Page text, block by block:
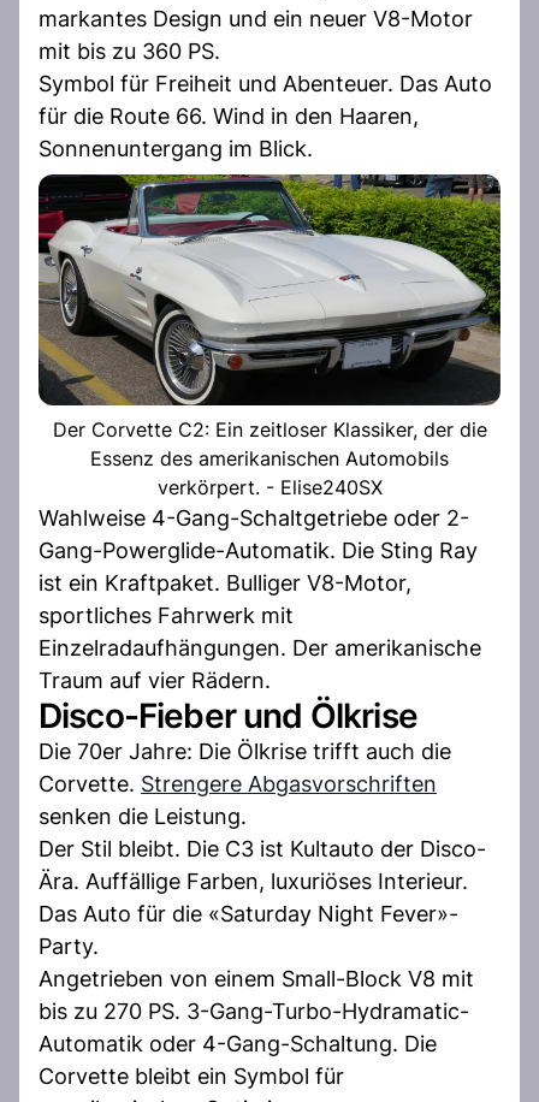
markantes Design und ein neuer V8-Motor
mit bis zu 360 PS.
Symbol für Freiheit und Abenteuer. Das Auto
für die Route 66. Wind in den Haaren,
Sonnenuntergang im Blick.
Der Corvette C2: Ein zeitloser Klassiker, der die
Essenz des amerikanischen Automobils
verkörpert. - Elise240SX
Wahlweise 4-Gang-Schaltgetriebe oder 2-
Gang-Powerglide-Automatik. Die Sting Ray
ist ein Kraftpaket. Bulliger V8-Motor,
sportliches Fahrwerk mit
Einzelradaufhängungen. Der amerikanische
Traum auf vier Rädern.
Disco-Fieber und Ölkrise
Die 70er Jahre: Die Ölkrise trifft auch die
Corvette. Strengere Abgasvorschriften
senken die Leistung.
Der Stil bleibt. Die C3 ist Kultauto der Disco-
Ära. Auffällige Farben, luxuriöses Interieur.
Das Auto für die «Saturday Night Fever»-
Party.
Angetrieben von einem Small-Block V8 mit
bis zu 270 PS. 3-Gang-Turbo-Hydramatic-
Automatik oder 4-Gang-Schaltung. Die
Corvette bleibt ein Symbol für